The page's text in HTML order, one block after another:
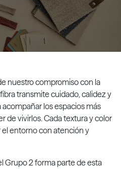
nuestro compromiso con la
transmite cuidado, calidez y
los espacios más
de vivirlos. Cada textura y color
entorno con atención y
Grupo 2 forma parte de esta